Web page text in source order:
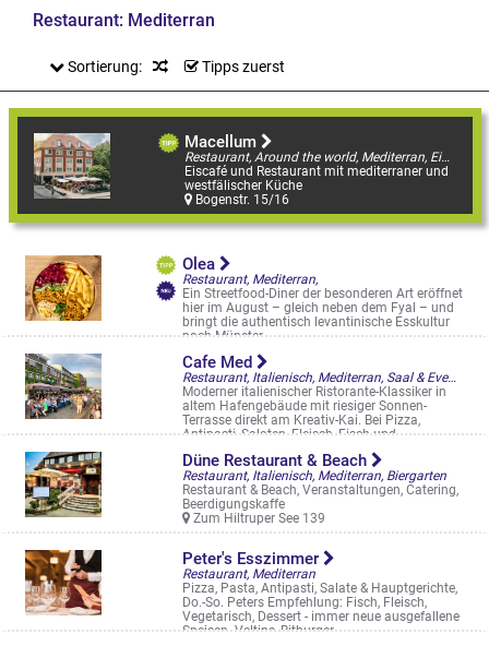
Restaurant: Mediterran
Sortierung: Tipps zuerst
Macellum
Restaurant, Around the world, Mediterran, Eiscafé Highlight
Eiscafé und Restaurant mit mediterraner und
westfälischer Küche
Bogenstr. 15/16
Olea
Restaurant, Mediterran,
Ein Streetfood-Diner der besonderen Art eröffnet
hier im August – gleich neben dem Fyal – und
bringt die authentisch levantinische Esskultur
nach Münster
Geisbergweg 8
Cafe Med
Restaurant, Italienisch, Mediterran, Saal & Eventlocation, Biergarten, Straßencafés & Boulevardterrassen
Moderner italienischer Ristorante-Klassiker in
altem Hafengebäude mit riesiger Sonnen-
Terrasse direkt am Kreativ-Kai. Bei Pizza,
Antipasti, Salaten, Fleisch, Fisch und ...
Düne Restaurant & Beach
Restaurant, Italienisch, Mediterran, Biergarten
Restaurant & Beach, Veranstaltungen, Catering,
Beerdigungskaffe
Zum Hiltruper See 139
Peter's Esszimmer
Restaurant, Mediterran
Pizza, Pasta, Antipasti, Salate & Hauptgerichte,
Do.-So. Peters Empfehlung: Fisch, Fleisch,
Vegetarisch, Dessert - immer neue ausgefallene
Speisen. Veltins, Bitburger, ...